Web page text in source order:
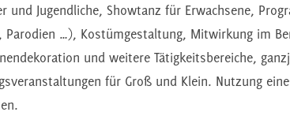
und Jugendliche, Showtanz für Erwachsene,
Parodien …), Kostümgestaltung, Mitwirkung im
und weitere Tätigkeitsbereiche,
für Groß und Klein. Nutzung